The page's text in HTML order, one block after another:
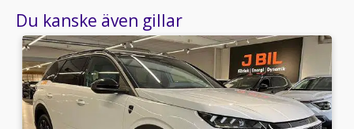
Du kanske även gillar